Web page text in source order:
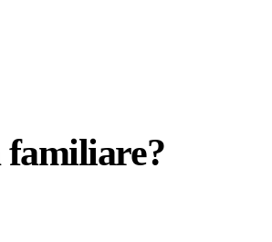
familiare?